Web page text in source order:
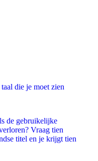
die je moet zien
de gebruikelijke
Vraag tien
titel en je krijgt tien